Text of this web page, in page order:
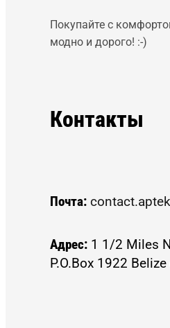
Покупайте с
модно и дорого! :-)
Контакты
Почта:
Адрес: 1 1/2 Miles
P.O.Box 1922